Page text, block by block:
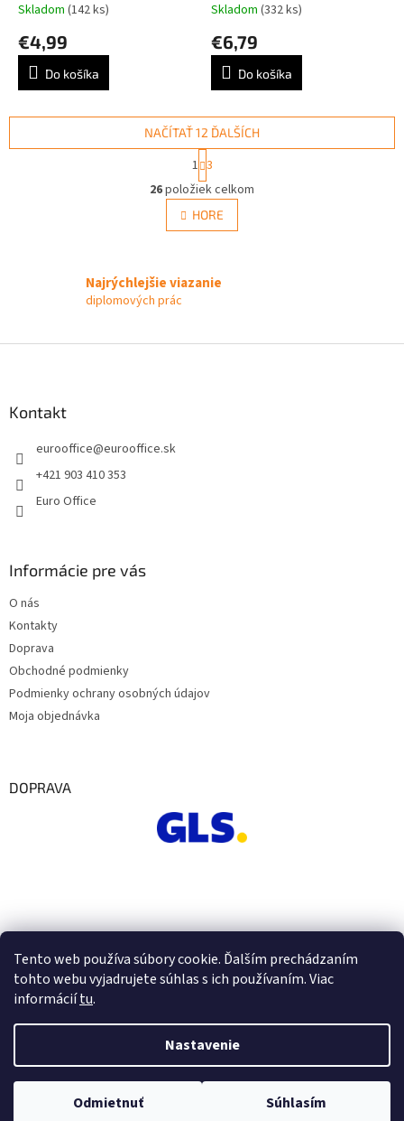
Tento web používa súbory cookie. Ďalším prechádzaním
tohto webu vyjadrujete súhlas s ich používaním. Viac
informáciítu.
Nastavenie
Odmietnuť Súhlasím
Skladom (142 ks)
€4,99
Do košíka
Skladom (332 ks)
€6,79
Do košíka
O
v
l
á
c
NAČÍTAŤ 12 ĎALŠÍCH
t
r
á
n
k
a
1 3
26položiek celkom
HORE
Najrýchlejšie viazanie
diplomových prác
Kontakt
eurooffice@eurooffice.sk
+421 903 410 353
Euro Office
Informácie pre vás
O nás
Kontakty
Doprava
Obchodné podmienky
Podmienky ochrany osobných údajov
Moja objednávka
DOPRAVA
Vytvoril Shoptet
Copyright 2026Euro Office . Všetky práva vyhradené.